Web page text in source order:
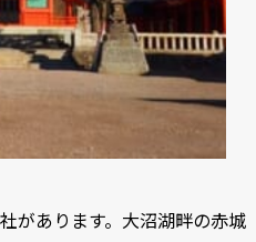
があります。大沼湖畔の赤城